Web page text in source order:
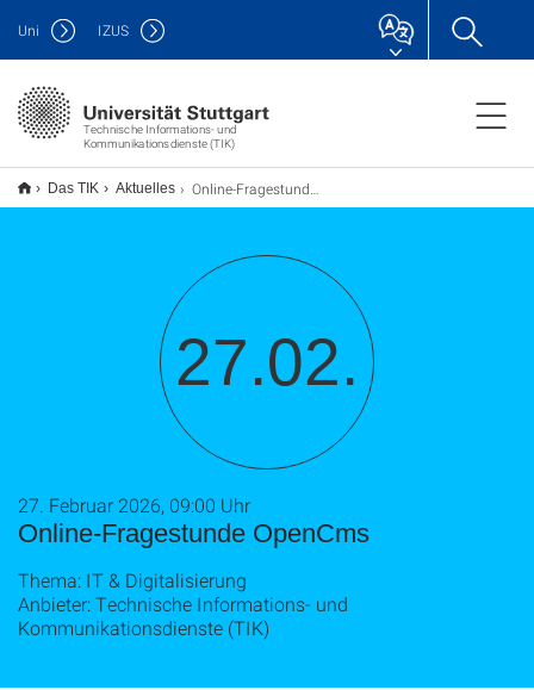
Technische Informations- und
Kommunikationsdienste (TIK)
Uni IZUS
Das TIK Aktuelles Online-Fragestunde OpenCms
27.02.
Online-Fragestunde OpenCms
27. Februar 2026, 09:00 Uhr
Thema: IT & Digitalisierung
Anbieter: Technische Informations- und
Kommunikationsdienste (TIK)